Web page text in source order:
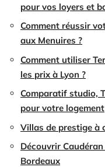
pour vos loyers et
Comment réussir
aux Menuires ?
Comment utiliser
les prix à Lyon ?
Comparatif studio,
pour votre logement
Villas de prestige à
Découvrir
Bordeaux